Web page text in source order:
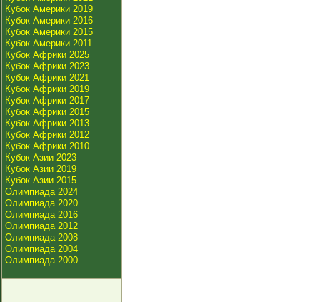
Кубок Америки 2019
Кубок Америки 2016
Кубок Америки 2015
Кубок Америки 2011
Кубок Африки 2025
Кубок Африки 2023
Кубок Африки 2021
Кубок Африки 2019
Кубок Африки 2017
Кубок Африки 2015
Кубок Африки 2013
Кубок Африки 2012
Кубок Африки 2010
Кубок Азии 2023
Кубок Азии 2019
Кубок Азии 2015
Олимпиада 2024
Олимпиада 2020
Олимпиада 2016
Олимпиада 2012
Олимпиада 2008
Олимпиада 2004
Олимпиада 2000